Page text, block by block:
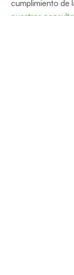
cumplimiento de
nuestros